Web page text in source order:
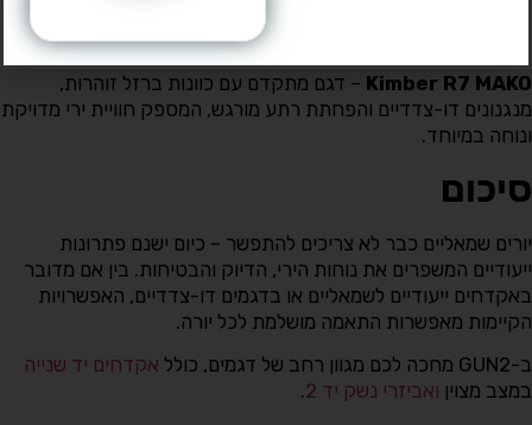
Kimber R7 MAKO – דגם מתקדם עם כוונות ברזל זוהרות,
מנגנונים דו-צדדיים והפחתת רתע מורגש, המספק חוויית ירי מדויקת
ונוחה במיוחד.
סיכום
יורים שמאליים כבר לא צריכים להתפשר – כיום ישנם פתרונות
ייעודיים המשפרים את נוחות הירי, הדיוק והבטיחות. בין אם מדובר
באקדחים ייעודיים לשמאליים או בדגמים דו-צדדיים, האפשרויות
הקיימות מאפשרות התאמה מושלמת לכל יורה.
ב-GUN2 מחכה לכם מגוון רחב של דגמים, כולל
אקדחים יד שנייה
במצב מצוין ואביזרי נשק יד 2 .